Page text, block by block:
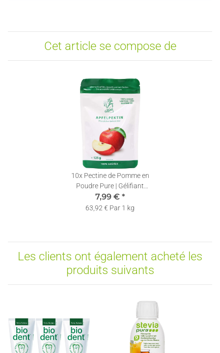
Cet article se compose de
10x Pectine de Pomme en
Poudre Pure | Gélifiant
Végétalien | 125g
7,99 € *
63,92 € Par 1 kg
Les clients ont également acheté les
produits suivants